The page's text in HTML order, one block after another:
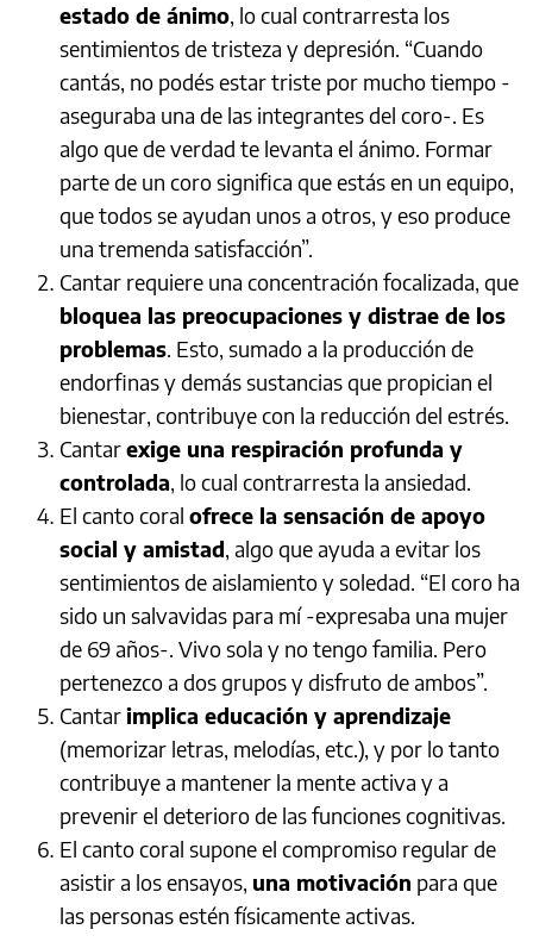
estado de ánimo, lo cual contrarresta los
sentimientos de tristeza y depresión. “Cuando
cantás, no podés estar triste por mucho tiempo -
aseguraba una de las integrantes del coro-. Es
algo que de verdad te levanta el ánimo. Formar
parte de un coro significa que estás en un equipo,
que todos se ayudan unos a otros, y eso produce
una tremenda satisfacción”.
Cantar requiere una concentración focalizada, que
bloquea las preocupaciones y distrae de los
problemas. Esto, sumado a la producción de
endorfinas y demás sustancias que propician el
bienestar, contribuye con la reducción del estrés.
Cantarexige una respiración profunda y
controlada, lo cual contrarresta la ansiedad.
El canto coral ofrece la sensación de apoyo
social y amistad, algo que ayuda a evitar los
sentimientos de aislamiento y soledad. “El coro ha
sido un salvavidas para mí -expresaba una mujer
de 69 años-. Vivo sola y no tengo familia. Pero
pertenezco a dos grupos y disfruto de ambos”.
Cantarimplica educación y aprendizaje
(memorizar letras, melodías, etc.), y por lo tanto
contribuye a mantener la mente activa y a
prevenir el deterioro de las funciones cognitivas.
El canto coral supone el compromiso regular de
asistir a los ensayos, una motivación para que
las personas estén físicamente activas.